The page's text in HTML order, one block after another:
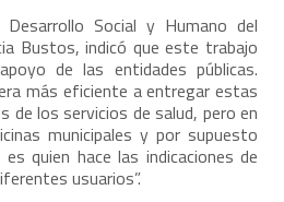
Social y Humano del
Bustos, indicó que este trabajo
de las entidades públicas.
más eficiente a entregar estas
de los servicios de salud, pero en
municipales y por supuesto
quien hace las indicaciones de
usuarios”.